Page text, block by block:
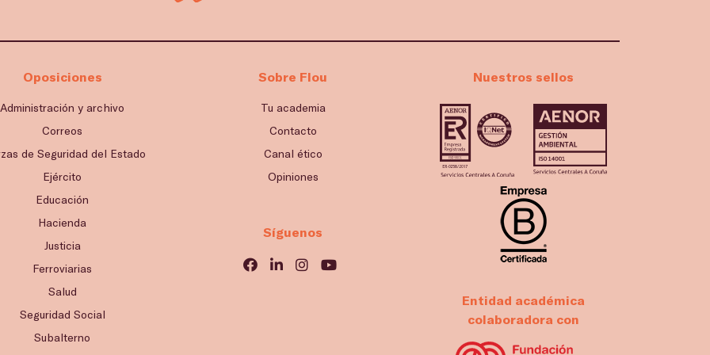
Oposiciones
Administración y archivo
Correos
de Seguridad del Estado
Ejército
Educación
Hacienda
Justicia
Ferroviarias
Salud
Seguridad Social
Subalterno
Sobre Flou
Tu academia
Contacto
Canal ético
Opiniones
Síguenos
Nuestros sellos
Entidad académica
colaboradora con